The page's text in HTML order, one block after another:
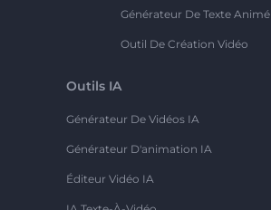
Générateur De Texte Animé
Outil De Création Vidéo
Outils IA
Générateur De Vidéos IA
Générateur D'animation IA
Éditeur Vidéo IA